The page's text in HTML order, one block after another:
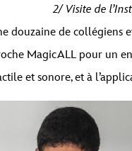
2/ Visite de
douzaine de collégiens
MagicALL pour un
et sonore, et à